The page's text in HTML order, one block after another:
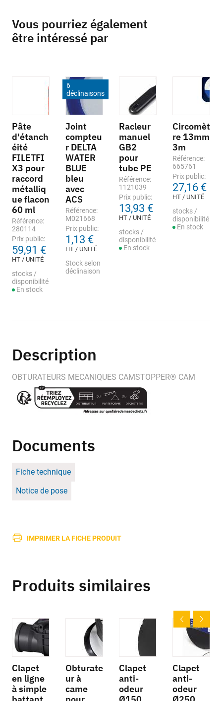
Vous pourriez également
être intéressé par
Pâte
d'étanch
éité
FILETFI
X3 pour
raccord
métalliq
ue flacon
60 ml
Référence:
280114
Prix public:
59,91 €
HT / UNITÉ
stocks /
disponibilité
En stock
6
déclinaisons
Joint
compteu
r DELTA
WATER
BLUE
bleu
avec
ACS
Référence:
M021668
Prix public:
1,13 €
HT / UNITÉ
Stock selon
déclinaison
Racleur
manuel
GB2
pour
tube PE
Référence:
1121039
Prix public:
13,93 €
HT / UNITÉ
stocks /
disponibilité
En stock
Circomèt
re 13mm
3m
Référence:
665761
Prix public:
27,16 €
HT / UNITÉ
stocks /
disponibilité
En stock
Description
OBTURATEURS MECANIQUES CAMSTOPPER® CAM
Documents
Fiche technique
Notice de pose
IMPRIMER LA FICHE PRODUIT
Produits similaires
Clapet
en ligne
à simple
Obturate
ur à
came
Clapet
anti-
odeur
Clapet
anti-
odeur